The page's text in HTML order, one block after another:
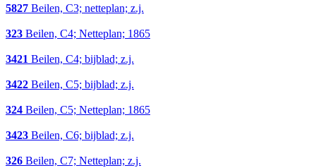
5827 Beilen, C3; netteplan; z.j.
323 Beilen, C4; Netteplan; 1865
3421 Beilen, C4; bijblad; z.j.
3422 Beilen, C5; bijblad; z.j.
324 Beilen, C5; Netteplan; 1865
3423 Beilen, C6; bijblad; z.j.
326 Beilen, C7; Netteplan; z.j.